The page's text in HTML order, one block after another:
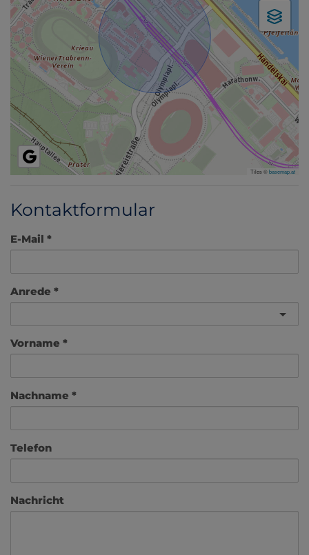
Tiles ©basemap.at
Kontaktformular
E-Mail
Anrede
Vorname
Nachname
Telefon
Nachricht